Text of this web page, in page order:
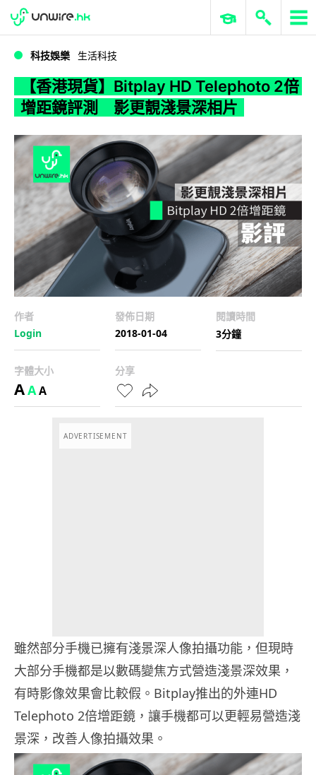
WWDC 2026 ERP 與商業 AI
科技娛樂 生活科技
【香港現貨】Bitplay HD Telephoto 2倍
增距鏡評測 影更靚淺景深相片
作者
Login
發佈日期
2018-01-04
閱讀時間
3分鐘
字體大小
AAA
分享
ADVERTISEMENT
雖然部分手機已擁有淺景深人像拍攝功能，但現時
大部分手機都是以數碼變焦方式營造淺景深效果，
有時影像效果會比較假。Bitplay推出的外連HD
Telephoto 2倍增距鏡，讓手機都可以更輕易營造淺
景深，改善人像拍攝效果。